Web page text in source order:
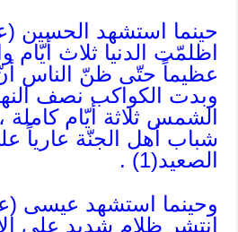
حينما استشهد الحسين
اظلمّت الدنيا ثلاث
عظيماً حتّى ظنّ الناس أنّ
وبدت الكواكب نصف
الشمس ثلاثة أيّام
شباب أهل الجنّة عارياً
الصعيد(1) .
وحينما استشهد عيسى
انتشر ظلام شديد على